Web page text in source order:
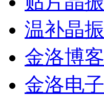
温补晶振
金洛博客
金洛电子